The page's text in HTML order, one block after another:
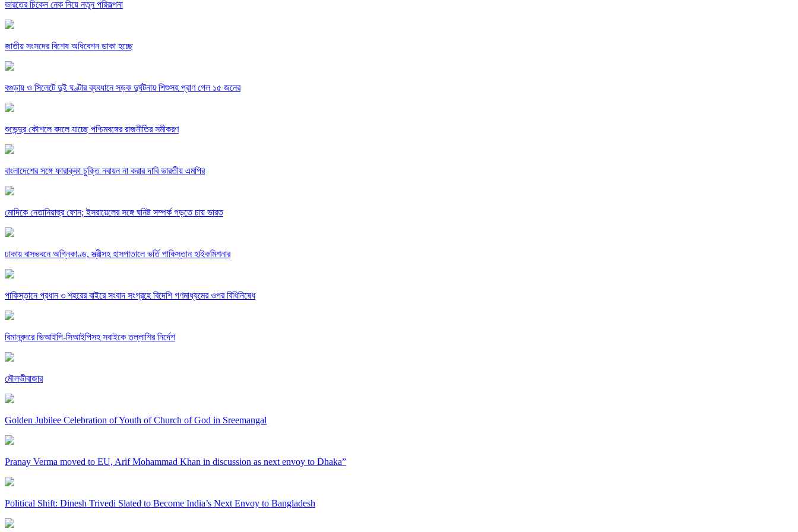
ভারতের চিকেন নেক নিয়ে নতুন পরিকল্পনা
জাতীয় সংসদের বিশেষ অধিবেশন ডাকা হচ্ছে
বগুড়ায় ও সিলেটে দুই ঘণ্টার ব্যবধানে সড়ক দুর্ঘটনায় শিশুসহ প্রাণ গেল ১৫ জনের
শুভেন্দুর কৌশলে বদলে যাচ্ছে পশ্চিমবঙ্গের রাজনীতির সমীকরণ
বাংলাদেশের সঙ্গে ফারাক্কা চুক্তি নবায়ন না করার দাবি ভারতীয় এমপির
মোদিকে নেতানিয়াহুর ফোন; ইসরায়েলের সঙ্গে ঘনিষ্ট সম্পর্ক গড়তে চায় ভারত
ঢাকায় বাসভবনে অগ্নিকাণ্ড, স্ত্রীসহ হাসপাতালে ভর্তি পাকিস্তান হাইকমিশনার
পাকিস্তানে প্রধান ৩ শহরের বাইরে সংবাদ সংগ্রহে বিদেশি গণমাধ্যমের ওপর বিধিনিষেধ
বিমানবন্দরে ভিআইপি-সিআইপিসহ সবাইকে তল্লাশির নির্দেশ
মৌলভীবাজার
Golden Jubilee Celebration of Youth of Church of God in Sreemangal
Pranay Verma moved to EU, Arif Mohammad Khan in discussion as next envoy to Dhaka”
Political Shift: Dinesh Trivedi Slated to Become India’s Next Envoy to Bangladesh